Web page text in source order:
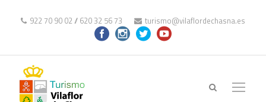
922 70 90 02 // 620 32 56 73 turismo@vilaflordechasna.es